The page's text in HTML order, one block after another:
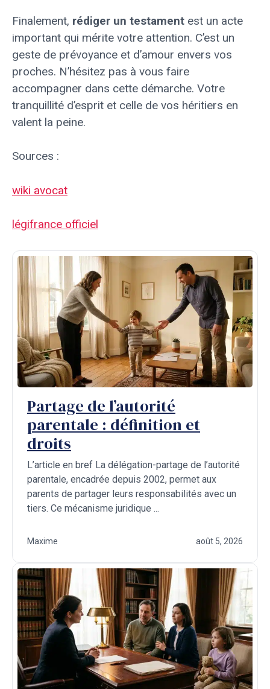
Finalement, rédiger un testament est un acte
important qui mérite votre attention. C’est un
geste de prévoyance et d’amour envers vos
proches. N’hésitez pas à vous faire
accompagner dans cette démarche. Votre
tranquillité d’esprit et celle de vos héritiers en
valent la peine.
Sources :
wiki avocat
légifrance officiel
Partage de l’autorité
parentale : définition et
droits
L’article en bref La délégation-partage de l’autorité
parentale, encadrée depuis 2002, permet aux
parents de partager leurs responsabilités avec un
tiers. Ce mécanisme juridique ...
Maxime août 5, 2026